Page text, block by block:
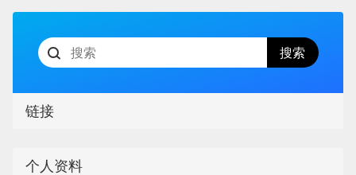
链接
个人资料